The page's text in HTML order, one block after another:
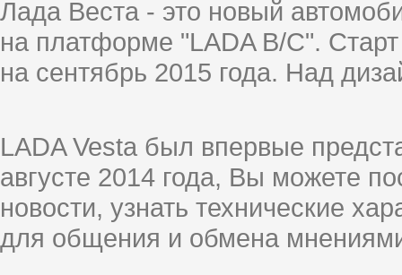
Лада Веста - это новый
на платформе "LADA B/C".
на сентябрь 2015 года. Над
LADA Vesta был впервые
августе 2014 года, Вы можете
новости, узнать технические
для общения и обмена